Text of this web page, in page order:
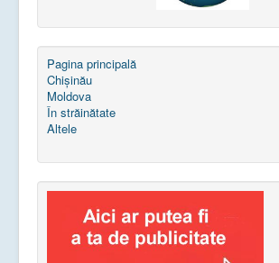
Pagina principală
Chișinău
Moldova
În străinătate
Altele